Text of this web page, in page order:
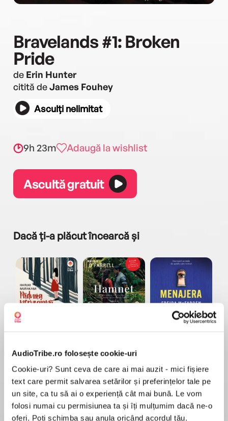
AudioTribe.ro folosește cookie-uri
Cookie-uri? Sunt ceva de care ai mai auzit - mici fișiere
text care permit salvarea setărilor și preferințelor tale pe
un site, ca tu să ai o experiență cât mai bună. Le vom
folosi numai cu permisiunea ta și îți mulțumim dacă ne-o
oferi. Poți schimba sau anula oricând acordul tău.
Bravelands #1: Broken
Pride
de Erin Hunter
citită deJames Fouhey
Asculți nelimitat
9h 23m Adaugă la wishlist
Ascultă gratuit
Dacă ți-a plăcut încearcă și
Pădurea norvegiană
Elita de Argint (Elita
Diavolul se îmbracă de
Menajera
Migdală